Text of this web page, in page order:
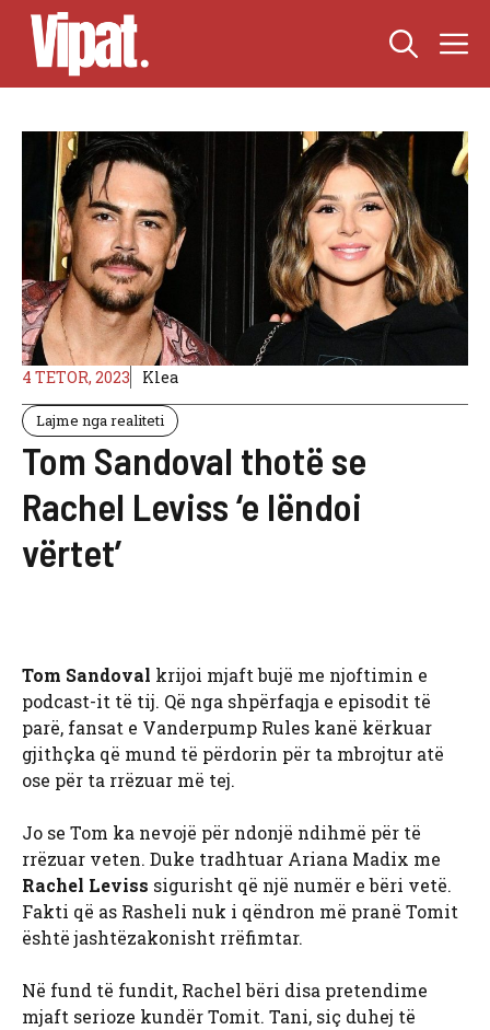
Skip
content
4 TETOR, 2023 Klea
Lajme nga realiteti
Tom Sandoval thotë se
Rachel Leviss ‘e lëndoi
vërtet’
Tom Sandoval krijoi mjaft bujë me njoftimin e
podcast-it të tij. Që nga shpërfaqja e episodit të
parë, fansat e Vanderpump Rules kanë kërkuar
gjithçka që mund të përdorin për ta mbrojtur atë
ose për ta rrëzuar më tej.
Jo se Tom ka nevojë për ndonjë ndihmë për të
rrëzuar veten. Duke tradhtuar Ariana Madix me
Rachel Leviss sigurisht që një numër e bëri vetë.
Fakti që as Rasheli nuk i qëndron më pranë Tomit
është jashtëzakonisht rrëfimtar.
Në fund të fundit, Rachel bëri disa pretendime
mjaft serioze kundër Tomit. Tani, siç duhej të